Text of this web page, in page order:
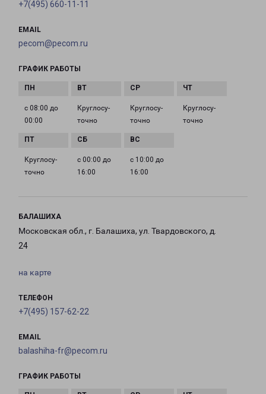
+7(495) 660-11-11
EMAIL
pecom@pecom.ru
ГРАФИК РАБОТЫ
с 08:00 до
00:00
Круглосу­
точно
Круглосу­
точно
Круглосу­
точно
Круглосу­
точно
с 00:00 до
16:00
с 10:00 до
16:00
БАЛАШИХА
Московская обл., г. Балашиха, ул. Твардовского, д.
24
на карте
ТЕЛЕФОН
+7(495) 157-62-22
EMAIL
balashiha-fr@pecom.ru
ГРАФИК РАБОТЫ